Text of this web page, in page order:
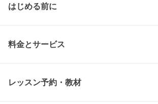
はじめる前に
料金とサービス
レッスン予約・教材